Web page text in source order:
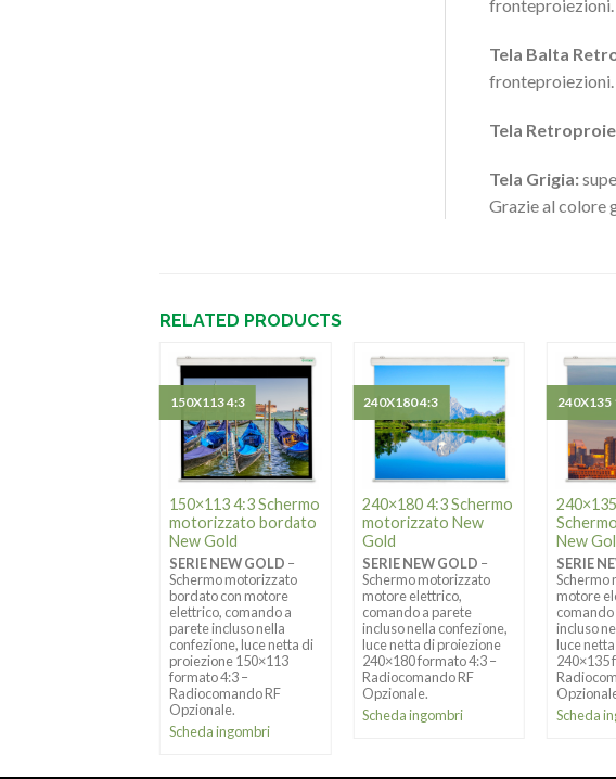
fronteproiezioni.
Tela Balta
fronteproiezioni.
Tela
Tela Grigia:
Grazie al colore
RELATED PRODUCTS
150×113 4:3 Schermo
motorizzato bordato
New Gold
SERIE NEW GOLD –
Schermo motorizzato
bordato con motore
elettrico, comando a
parete incluso nella
confezione, luce netta di
proiezione 150×113
formato 4:3 –
Radiocomando RF
Opzionale.
Scheda ingombri
150X113 4:3
240×180 4:3 Schermo
motorizzato New
Gold
SERIE NEW GOLD –
Schermo motorizzato
motore elettrico,
comando a parete
incluso nella confezione,
luce netta di proiezione
240×180 formato 4:3 –
Radiocomando RF
Opzionale.
Scheda ingombri
240X180 4:3
New
SERIE
Schermo
motore
incluso
luce
240×135
Scheda
240X135